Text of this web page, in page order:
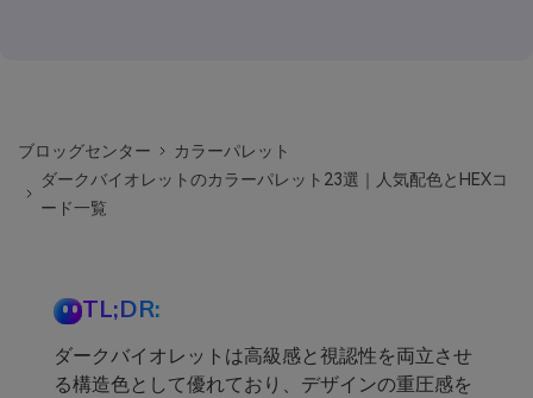
ブロッグセンター
カラーパレット
ダークバイオレットのカラーパレット23選｜人気配色とHEXコ
ード一覧
TL;DR:
ダークバイオレットは高級感と視認性を両立させ
る構造色として優れており、デザインの重圧感を